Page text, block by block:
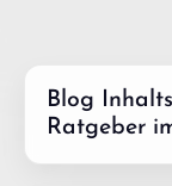
Blog
Ratgeber